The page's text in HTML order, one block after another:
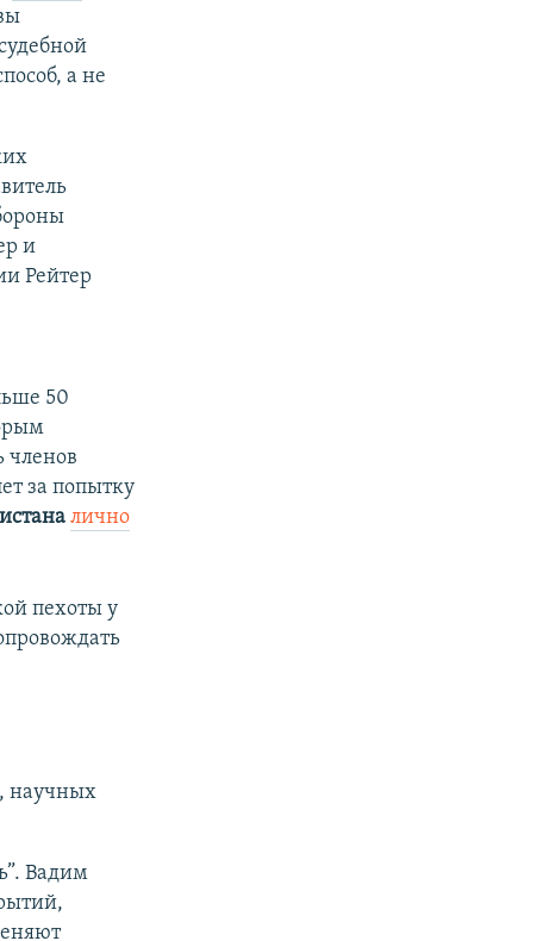
а не
и
Рейтер
50
членов
за попытку
лично
пехоты у
научных
Вадим